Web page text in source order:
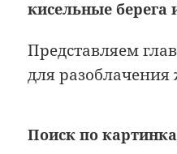
кисельные
Представляем
для
Поиск по